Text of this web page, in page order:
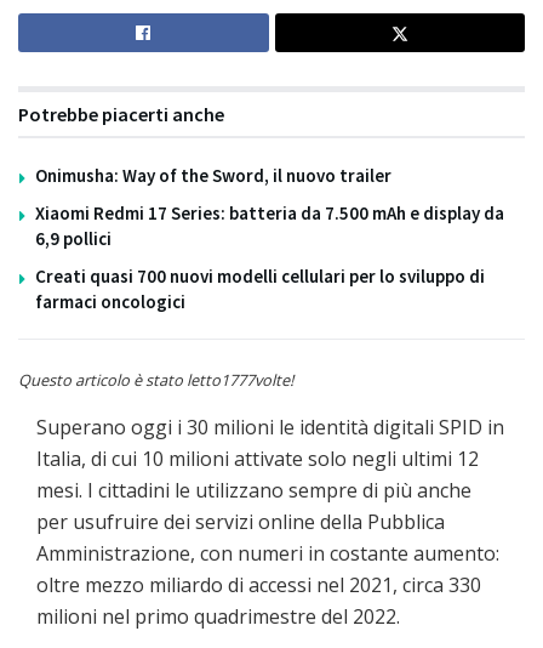
Potrebbe piacerti anche
Onimusha: Way of the Sword, il nuovo trailer
Xiaomi Redmi 17 Series: batteria da 7.500 mAh e display da
6,9 pollici
Creati quasi 700 nuovi modelli cellulari per lo sviluppo di
farmaci oncologici
Questo articolo è stato letto1777volte!
Superano oggi i 30 milioni le identità digitali SPID in
Italia, di cui 10 milioni attivate solo negli ultimi 12
mesi. I cittadini le utilizzano sempre di più anche
per usufruire dei servizi online della Pubblica
Amministrazione, con numeri in costante aumento:
oltre mezzo miliardo di accessi nel 2021, circa 330
milioni nel primo quadrimestre del 2022.